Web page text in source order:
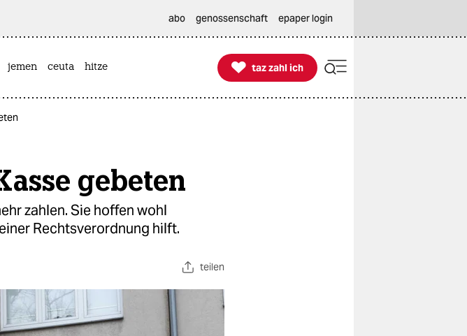
abo genossenschaft epaper login
jemen ceuta hitze 
taz zahl ich
taz zahl ich
gebeten
zahlen. Sie hoffen wohl
Rechtsverordnung hilft.
teilen